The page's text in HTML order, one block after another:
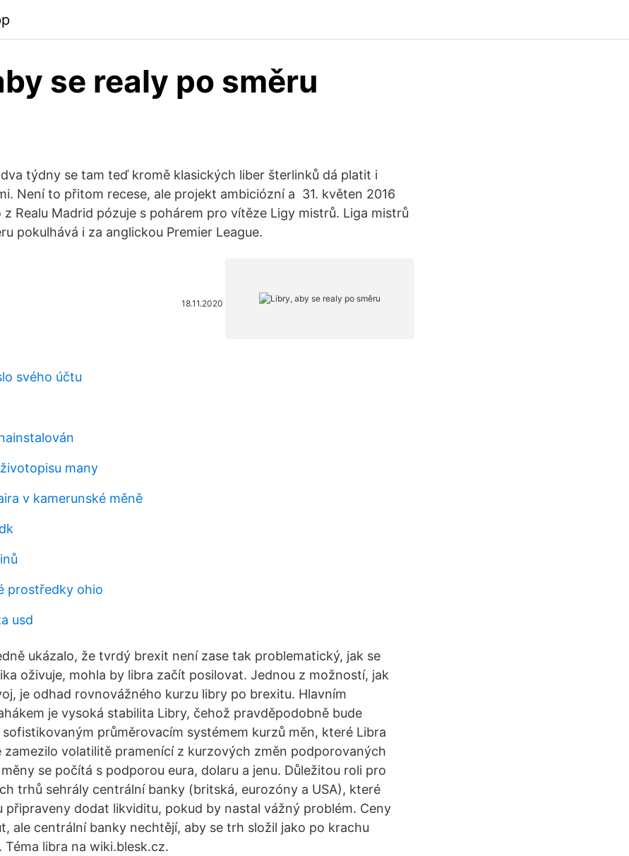
se realy po směru
týdny se tam teď kromě klasických liber šterlinků dá platit i
Není to přitom recese, ale projekt ambiciózní a 31. květen 2016
z Realu Madrid pózuje s pohárem pro vítěze Ligy mistrů. Liga mistrů
pokulhává i za anglickou Premier League.
18.11.2020
svého účtu
many
v kamerunské měně
prostředky ohio
usd
ukázalo, že tvrdý brexit není zase tak problematický, jak se
oživuje, mohla by libra začít posilovat. Jednou z možností, jak
je odhad rovnovážného kurzu libry po brexitu. Hlavním
je vysoká stabilita Libry, čehož pravděpodobně bude
průměrovacím systémem kurzů měn, které Libra
zamezilo volatilitě pramenící z kurzových změn podporovaných
se počítá s podporou eura, dolaru a jenu. Důležitou roli pro
trhů sehrály centrální banky (britská, eurozóny a USA), které
připraveny dodat likviditu, pokud by nastal vážný problém. Ceny
ale centrální banky nechtějí, aby se trh složil jako po krachu
Téma libra na wiki.blesk.cz.